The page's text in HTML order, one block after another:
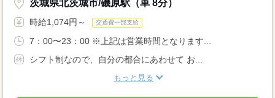
茨城県北茨城市/磯原駅（車 8分）
時給1,074円～ 交通費一部支給
7：00〜23：00 ※上記は営業時間となります...
シフト制なので、自分の都合にあわせて お...
もっと見る